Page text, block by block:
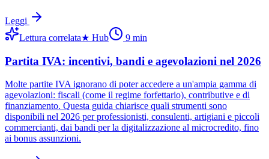
Leggi
Lettura correlata★ Hub 9 min
Partita IVA: incentivi, bandi e agevolazioni nel 2026
Molte partite IVA ignorano di poter accedere a un'ampia gamma di
agevolazioni: fiscali (come il regime forfettario), contributive e di
finanziamento. Questa guida chiarisce quali strumenti sono
disponibili nel 2026 per professionisti, consulenti, artigiani e piccoli
commercianti, dai bandi per la digitalizzazione al microcredito, fino
ai bonus assunzioni.